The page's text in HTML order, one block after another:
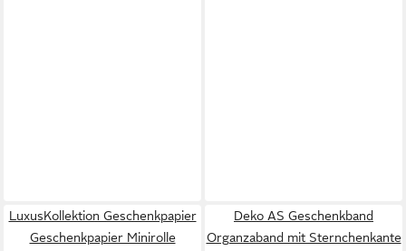
LuxusKollektion Geschenkpapier
Geschenkpapier Minirolle
Deko AS Geschenkband
Organzaband mit Sternchenkante